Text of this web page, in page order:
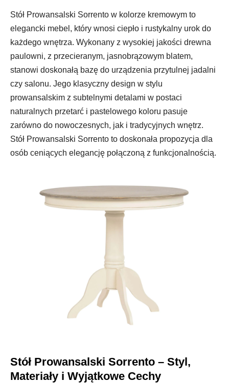
Stół Prowansalski Sorrento w kolorze kremowym to
elegancki mebel, który wnosi ciepło i rustykalny urok do
każdego wnętrza. Wykonany z wysokiej jakości drewna
paulowni, z przecieranym, jasnobrązowym blatem,
stanowi doskonałą bazę do urządzenia przytulnej jadalni
czy salonu. Jego klasyczny design w stylu
prowansalskim z subtelnymi detalami w postaci
naturalnych przetarć i pastelowego koloru pasuje
zarówno do nowoczesnych, jak i tradycyjnych wnętrz.
Stół Prowansalski Sorrento to doskonała propozycja dla
osób ceniących elegancję połączoną z funkcjonalnością.
Stół Prowansalski Sorrento – Styl,
Materiały i Wyjątkowe Cechy